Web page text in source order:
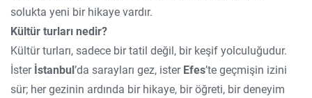
solukta yeni bir hikaye vardır.
Kültür turları nedir?
Kültür turları, sadece bir tatil değil, bir keşif yolculuğudur.
İster İstanbul’da sarayları gez, ister Efes’te geçmişin izini
sür; her gezinin ardında bir hikaye, bir öğreti, bir deneyim